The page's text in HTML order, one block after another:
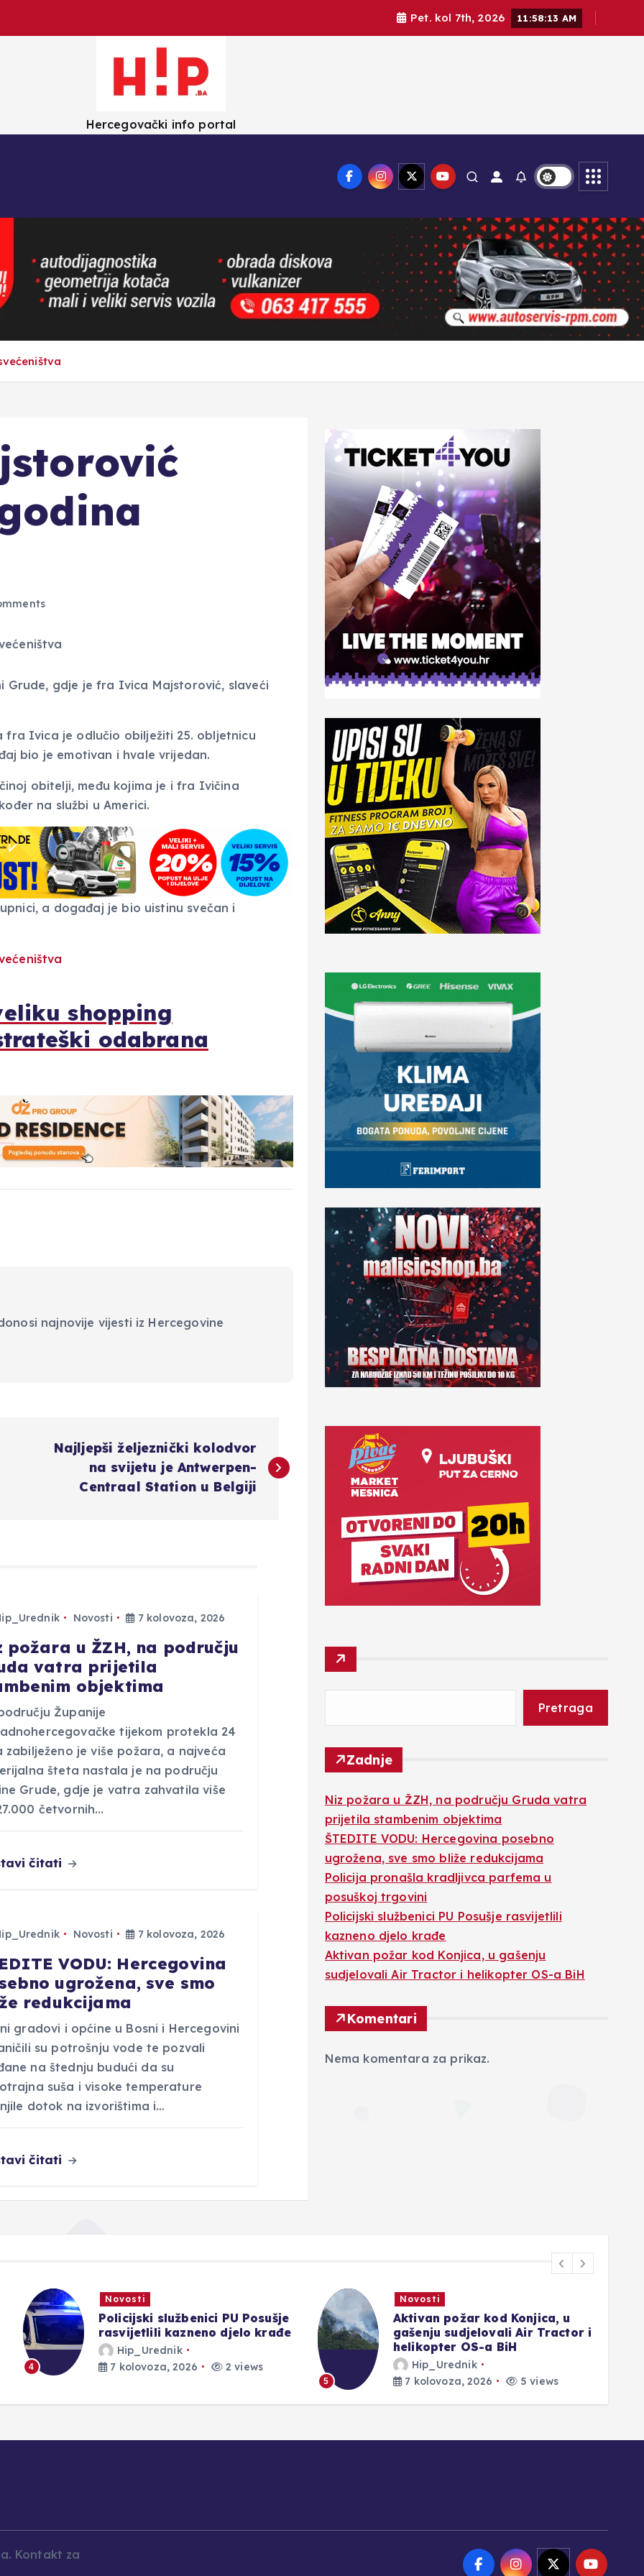
Pet. kol 7th, 2026 11:58:14 AM
Hercegovački info portal
Grude, gdje je fra Ivica Majstorović, slaveći
fra Ivica je odlučio obilježiti 25. obljetnicu
bio je emotivan i hvale vrijedan.
obitelji, među kojima je i fra Ivičina
na službi u Americi.
a događaj je bio uistinu svečan i
shopping
odabrana
najnovije vijesti iz Hercegovine
Najljepši željeznički kolodvor
na svijetu je Antwerpen-
Centraal Station u Belgiji
Novosti 7 kolovoza, 2026
požara u ŽZH, na području
vatra prijetila
objektima
Županije
tijekom protekla 24
zabilježeno je više požara, a najveća
šteta nastala je na području
Grude, gdje je vatra zahvatila više
četvornih…
čitati
Novosti 7 kolovoza, 2026
VODU: Hercegovina
ugrožena, sve smo
redukcijama
gradovi i općine u Bosni i Hercegovini
su potrošnju vode te pozvali
na štednju budući da su
suša i visoke temperature
dotok na izvorištima i…
čitati
Pretraga
Zadnje
Niz požara u ŽZH, na području Gruda vatra
prijetila stambenim objektima
ŠTEDITE VODU: Hercegovina posebno
ugrožena, sve smo bliže redukcijama
Policija pronašla kradljivca parfema u
posuškoj trgovini
Policijski službenici PU Posušje rasvijetlili
kazneno djelo krađe
Aktivan požar kod Konjica, u gašenju
sudjelovali Air Tractor i helikopter OS-a BiH
Komentari
Nema komentara za prikaz.
Novosti
Aktivan požar kod Konjica, u
gašenju sudjelovali Air Tractor i
helikopter OS-a BiH
Hip_Urednik
6
Novosti
Medved: Ispravljamo posljednju
nepravdu, 200 000 branitelja
će dobiti novo pravo
Hip_Urednik
7 kolovoza, 2026
4 views
Kontakt za